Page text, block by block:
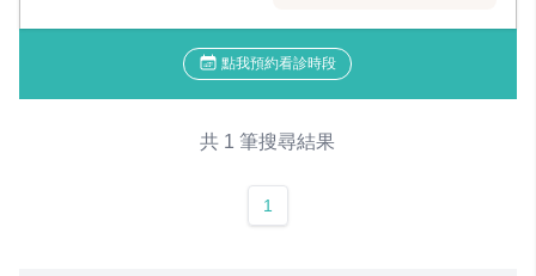
點我預約看診時段
共 1 筆搜尋結果
1